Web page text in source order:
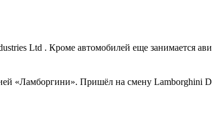
Ltd . Кроме автомобилей еще занимается
«Ламборгини». Пришёл на смену Lamborghini